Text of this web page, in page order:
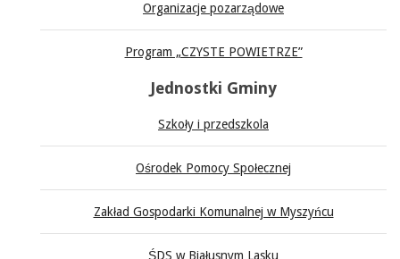
Organizacje pozarządowe
Program „CZYSTE POWIETRZE”
Jednostki Gminy
Szkoły i przedszkola
Ośrodek Pomocy Społecznej
Zakład Gospodarki Komunalnej w Myszyńcu
ŚDS w Białusnym Lasku